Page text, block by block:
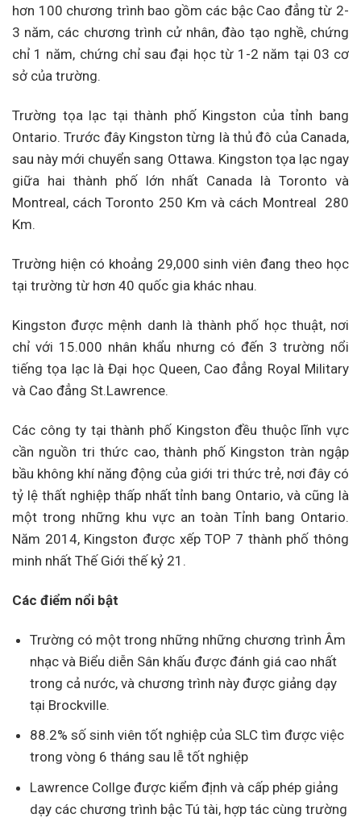
hơn 100 chương trình bao gồm các bậc Cao đẳng từ 2-
3 năm, các chương trình cử nhân, đào tạo nghề, chứng
chỉ 1 năm, chứng chỉ sau đại học từ 1-2 năm tại 03 cơ
sở của trường.
Trường tọa lạc tại thành phố Kingston của tỉnh bang
Ontario. Trước đây Kingston từng là thủ đô của Canada,
sau này mới chuyển sang Ottawa. Kingston tọa lạc ngay
giữa hai thành phố lớn nhất Canada là Toronto và
Montreal, cách Toronto 250 Km và cách Montreal 280
Km.
Trường hiện có khoảng 29,000 sinh viên đang theo học
tại trường từ hơn 40 quốc gia khác nhau.
Kingston được mệnh danh là thành phố học thuật, nơi
chỉ với 15.000 nhân khẩu nhưng có đến 3 trường nổi
tiếng tọa lạc là Đại học Queen, Cao đẳng Royal Military
và Cao đẳng St.Lawrence.
Các công ty tại thành phố Kingston đều thuộc lĩnh vực
cần nguồn tri thức cao, thành phố Kingston tràn ngập
bầu không khí năng động của giới tri thức trẻ, nơi đây có
tỷ lệ thất nghiệp thấp nhất tỉnh bang Ontario, và cũng là
một trong những khu vực an toàn Tỉnh bang Ontario.
Năm 2014, Kingston được xếp TOP 7 thành phố thông
minh nhất Thế Giới thế kỷ 21.
Các điểm nổi bật
Trường có một trong những những chương trình Âm
nhạc và Biểu diễn Sân khấu được đánh giá cao nhất
trong cả nước, và chương trình này được giảng dạy
tại Brockville.
88.2% số sinh viên tốt nghiệp của SLC tìm được việc
trong vòng 6 tháng sau lễ tốt nghiệp
Lawrence Collge được kiểm định và cấp phép giảng
dạy các chương trình bậc Tú tài, hợp tác cùng trường